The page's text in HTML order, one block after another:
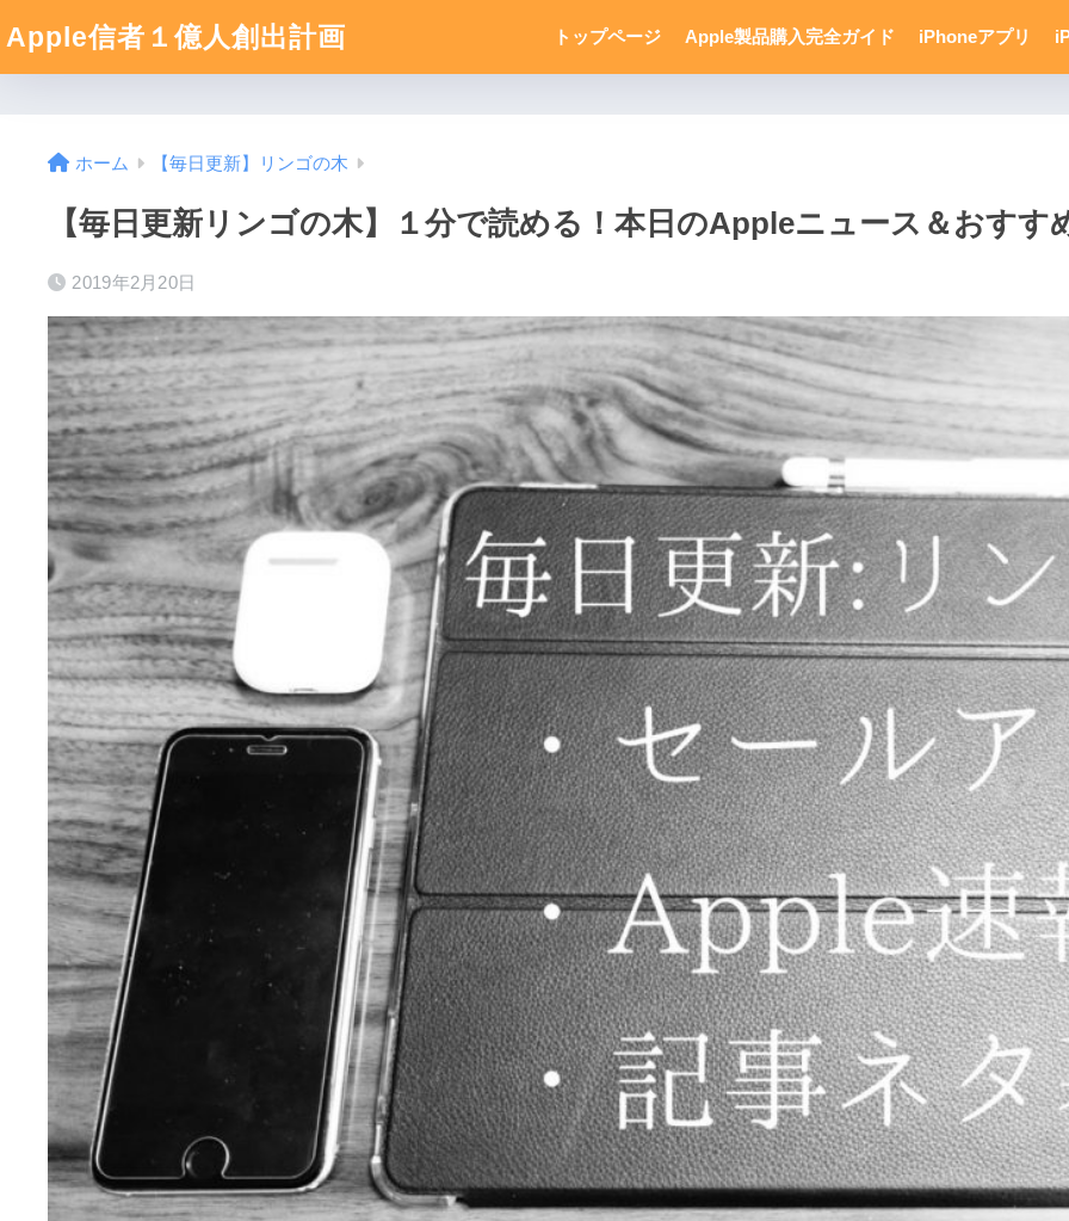
Apple信者１億人創出計画 トップページ Apple製品購入完全ガイド iPhoneアプリ
ホーム 【毎日更新】リンゴの木
【毎日更新リンゴの木】１分で読める！本日のAppleニュース＆おすす
2019年2月20日